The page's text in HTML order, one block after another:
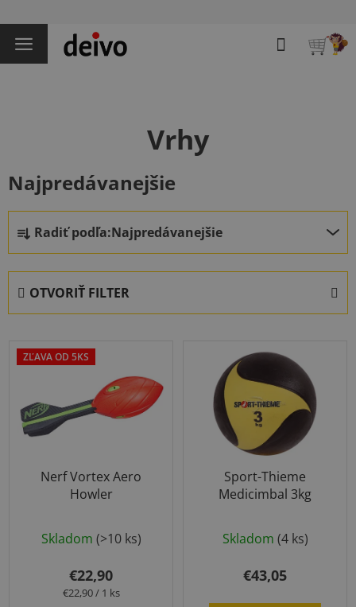
na
obsah
Hľadať
Vrhy
Najpredávanejšie
R
a
d
n
i
e
p
Radiť podľa:Najpredávanejšie
OTVORIŤ FILTER
ý ZĽAVA OD 5KS
Nerf Vortex Aero
Howler
hodnotenie
produktu
je
Skladom (>10 ks)
€22,90
Jednotková
€22,90 / 1 ks
Sport-Thieme
Medicimbal 3kg
Skladom (4 ks)
€43,05